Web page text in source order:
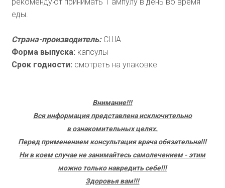
еды.
Страна-производитель:США
Форма выпуска: капсулы
Срок годности: смотреть на упаковке
Внимание!!!
Вся информация представлена исключительно
в ознакомительных целях.
Перед применением консультация врача обязательна!!!
Ни в коем случае не занимайтесь самолечением - этим
можно только навредить себе!!!
Здоровья вам!!!